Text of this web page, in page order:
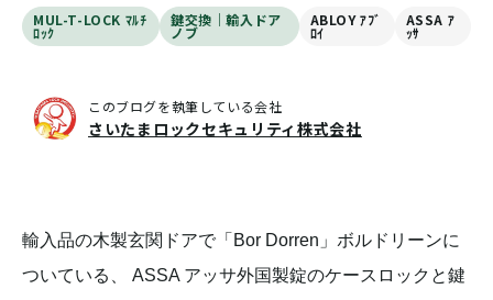
MUL-T-LOCK ﾏﾙﾁ
ﾛｯｸ
鍵交換｜輸入ドア
ノブ
ABLOY ｱﾌﾞ
ﾛｲ
ASSA ｱ
ｯｻ
このブログを執筆している会社
さいたまロックセキュリティ株式会社
輸入品の木製玄関ドアで「Bor Dorren」ボルドリーンに
ついている、 ASSA アッサ外国製錠のケースロックと鍵